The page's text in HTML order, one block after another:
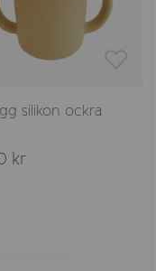
silikon ockra
kr